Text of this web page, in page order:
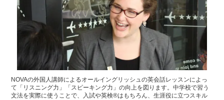
NOVAの外国人講師によるオールイングリッシュの英会話レッスンによっ
て「リスニング力」「スピーキング力」の向上を図ります。中学校で習う
文法を実際に使うことで、入試や英検®はもちろん、生涯役に立つスキル